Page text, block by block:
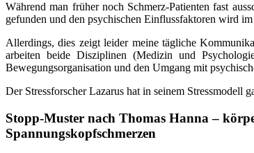
Während man früher noch Schmerz-Patienten fast
gefunden und den psychischen Einflussfaktoren wird
Allerdings, dies zeigt leider meine tägliche
arbeiten beide Disziplinen (Medizin und
Bewegungsorganisation und den Umgang mit
Der Stressforscher Lazarus hat in seinem Stressmodell
Stopp-Muster nach Thomas Hanna –
Spannungskopfschmerzen